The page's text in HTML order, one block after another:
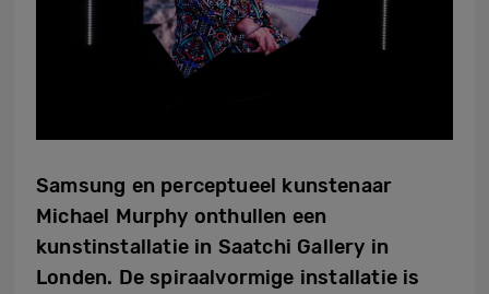
Samsung en perceptueel kunstenaar
Michael Murphy onthullen een
kunstinstallatie in Saatchi Gallery in
Londen. De spiraalvormige installatie is